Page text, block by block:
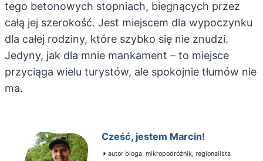
tego betonowych stopniach, biegnących przez
całą jej szerokość. Jest miejscem dla wypoczynku
dla całej rodziny, które szybko się nie znudzi.
Jedyny, jak dla mnie mankament – to miejsce
przyciąga wielu turystów, ale spokojnie tłumów nie
ma.
Cześć, jestem Marcin!
autor bloga, mikropodróżnik, regionalista